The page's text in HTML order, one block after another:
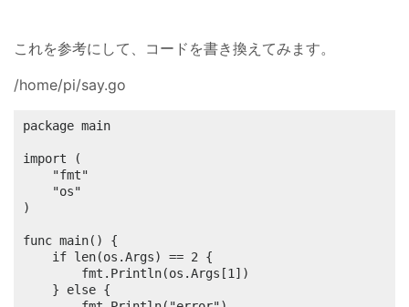
これを参考にして、コードを書き換えてみます。
/home/pi/say.go
package main
import (
)
func main() {